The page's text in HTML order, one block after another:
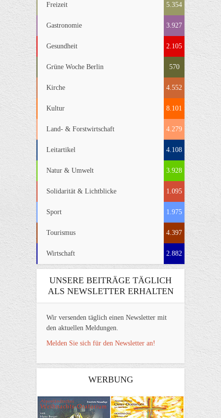
Freizeit 5.354
Gastronomie 3.927
Gesundheit 2.105
Grüne Woche Berlin 570
Kirche 4.552
Kultur 8.101
Land- & Forstwirtschaft 4.279
Leitartikel 4.108
Natur & Umwelt 3.928
Solidarität & Lichtblicke 1.095
Sport 1.975
Tourismus 4.397
Wirtschaft 2.882
UNSERE BEITRÄGE TÄGLICH
ALS NEWSLETTER ERHALTEN
Wir versenden täglich einen Newsletter mit
den aktuellen Meldungen.
Melden Sie sich für den Newsletter an!
WERBUNG